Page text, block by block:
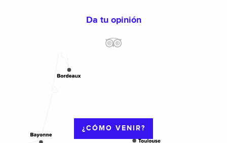
Da tu opinión
¿CÓMO VENIR?